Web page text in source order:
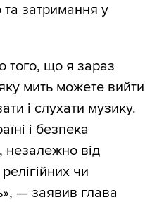
затримання у
того, що я зараз
мить можете вийти
і слухати музику.
і безпека
незалежно від
чи
— заявив глава